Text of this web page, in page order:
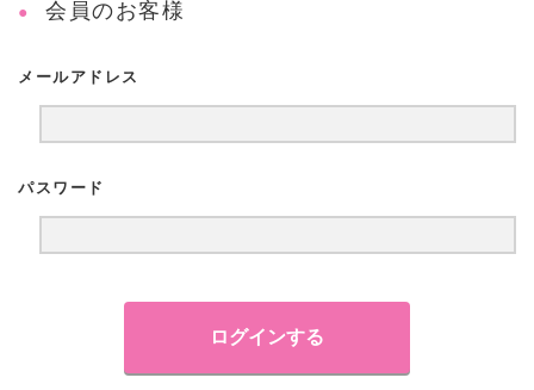
会員のお客様
メールアドレス
パスワード